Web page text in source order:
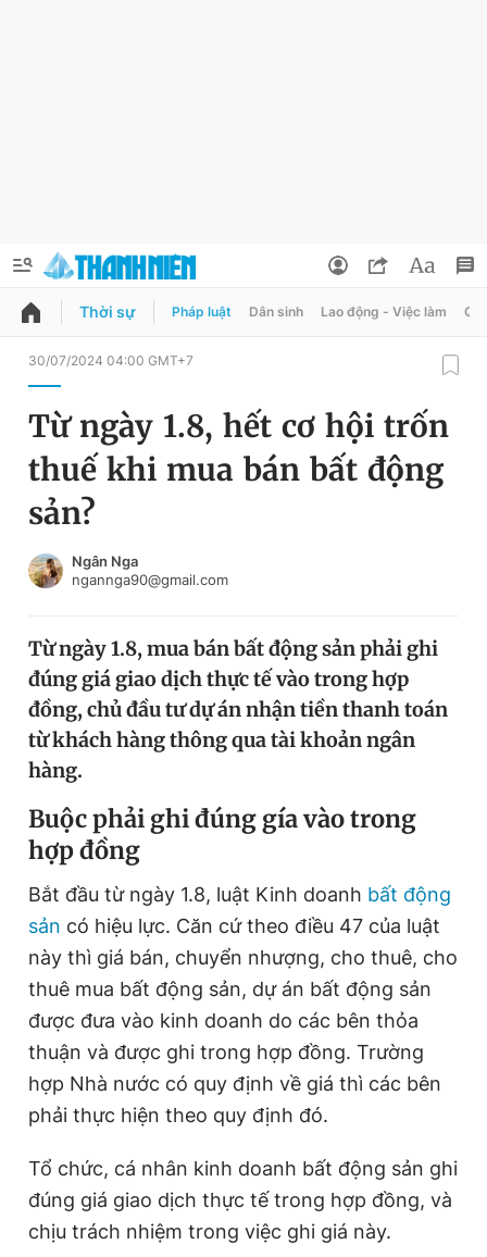
QUẢNG CÁO
Chuyên mục
Chuyên mục khác
Chào ngày mới
Video Magazine
Sản phẩm khác
Tiện ích Bạn cần biết
Thông tin tòa soạn Liên hệ quảng cáo
Đọc Thanh Niên trên điện thoại
Theo dõi báo trên
Hotline Liên hệ quảng cáo
Đổi mật khẩu
Tin đã lưu
Đăng xuất
Thời sự Pháp luật Dân sinh Lao động - Việc làm
30/07/2024 04:00 GMT+7
Từ ngày 1.8, hết cơ hội trốn
thuế khi mua bán bất động
sản?
Ngân Nga
ngannga90@gmail.com
Từ ngày 1.8, mua bán bất động sản phải ghi
đúng giá giao dịch thực tế vào trong hợp
đồng, chủ đầu tư dự án nhận tiền thanh toán
từ khách hàng thông qua tài khoản ngân
hàng.
Buộc phải ghi đúng gía vào trong
hợp đồng
Bắt đầu từ ngày 1.8, luật Kinh doanh bất động
sản có hiệu lực. Căn cứ theo điều 47 của luật
này thì giá bán, chuyển nhượng, cho thuê, cho
thuê mua bất động sản, dự án bất động sản
được đưa vào kinh doanh do các bên thỏa
thuận và được ghi trong hợp đồng. Trường
hợp Nhà nước có quy định về giá thì các bên
phải thực hiện theo quy định đó.
Tổ chức, cá nhân kinh doanh bất động sản ghi
đúng giá giao dịch thực tế trong hợp đồng, và
chịu trách nhiệm trong việc ghi giá này.